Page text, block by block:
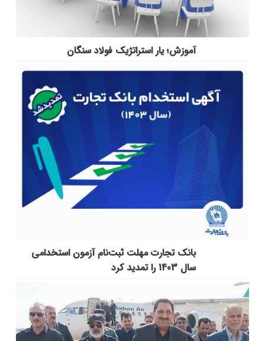
آموزش؛ یار استراتژیک فولاد سنگان
بانک تجارت مهلت ثبت‌نام آزمون استخدامی
سال 1403 را تمدید کرد